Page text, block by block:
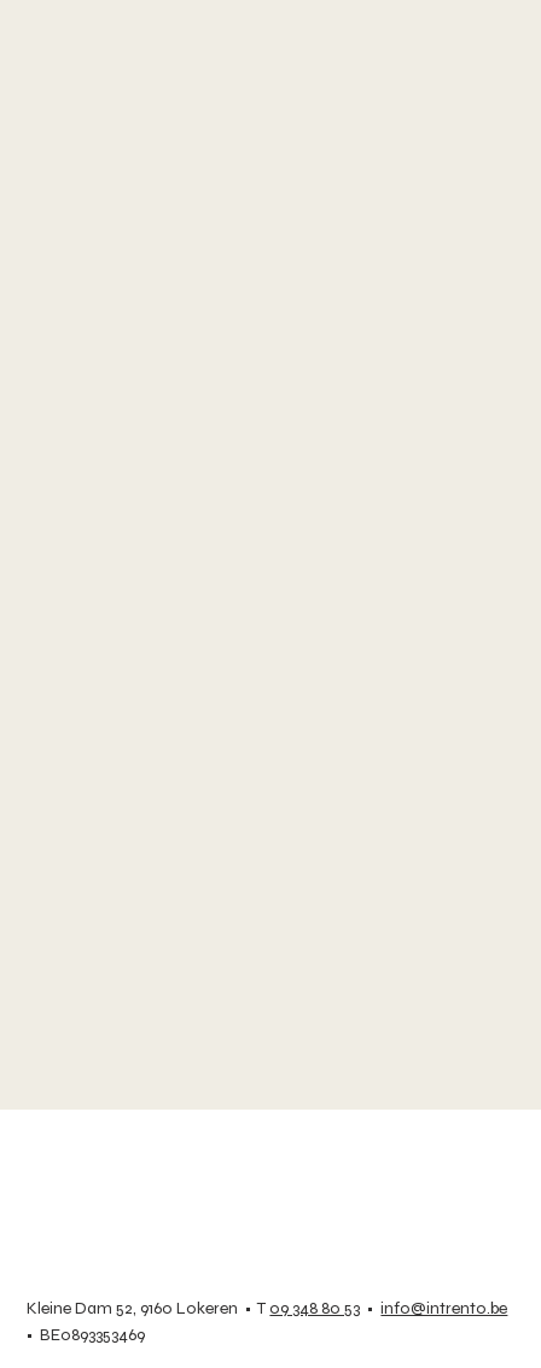
Kleine Dam 52, 9160 Lokeren • T09 348 80 53 •info@intrento.be
• BE0893353469